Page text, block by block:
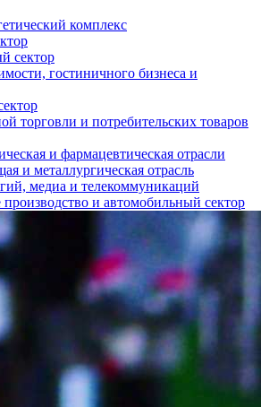
комплекс
сектор
гостиничного бизнеса и
торговли и потребительских товаров
и фармацевтическая отрасли
и металлургическая отрасль
медиа и телекоммуникаций
и автомобильный сектор